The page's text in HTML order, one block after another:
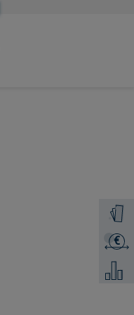
€
Voeg